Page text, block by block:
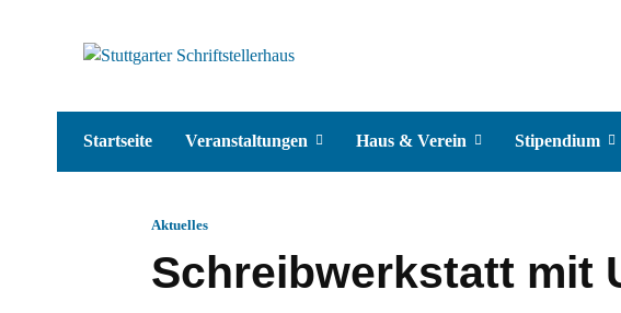
Startseite Veranstaltungen Haus & Verein Stipendium
Aktuelles
Schreibwerkstatt mit